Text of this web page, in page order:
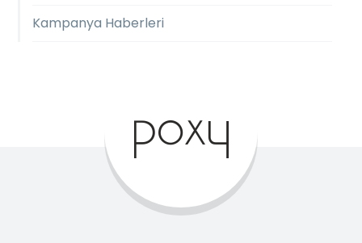
Kampanya Haberleri